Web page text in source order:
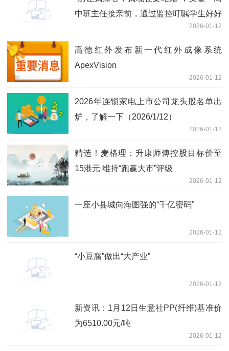
中班主任接亲前，通过监控叮嘱学生好好
2026-01-12
高德红外发布新一代红外成像系统
ApexVision
2026-01-12
2026年连锁家电上市公司龙头股名单出
炉，了解一下（2026/1/12）
2026-01-12
精选！麦格理：升康师傅控股目标价至
15港元 维持“跑赢大市”评级
2026-01-12
一座小县城向海图强的“千亿密码”
2026-01-12
“小豆腐”做出“大产业”
2026-01-12
新资讯：1月12日生意社PP(纤维)基准价
为6510.00元/吨
2026-01-12